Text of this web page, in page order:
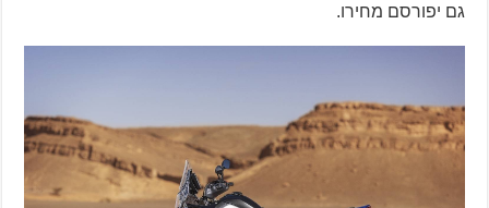
גם יפורסם מחירו.